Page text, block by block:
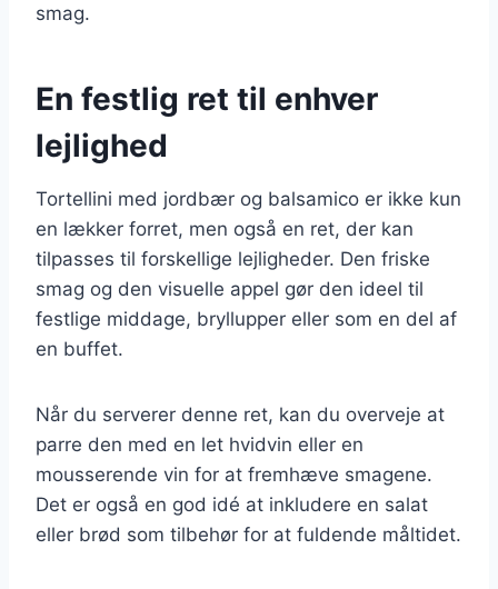
smag.
En festlig ret til enhver
lejlighed
Tortellini med jordbær og balsamico er ikke kun
en lækker forret, men også en ret, der kan
tilpasses til forskellige lejligheder. Den friske
smag og den visuelle appel gør den ideel til
festlige middage, bryllupper eller som en del af
en buffet.
Når du serverer denne ret, kan du overveje at
parre den med en let hvidvin eller en
mousserende vin for at fremhæve smagene.
Det er også en god idé at inkludere en salat
eller brød som tilbehør for at fuldende måltidet.